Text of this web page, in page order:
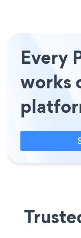
Every
works